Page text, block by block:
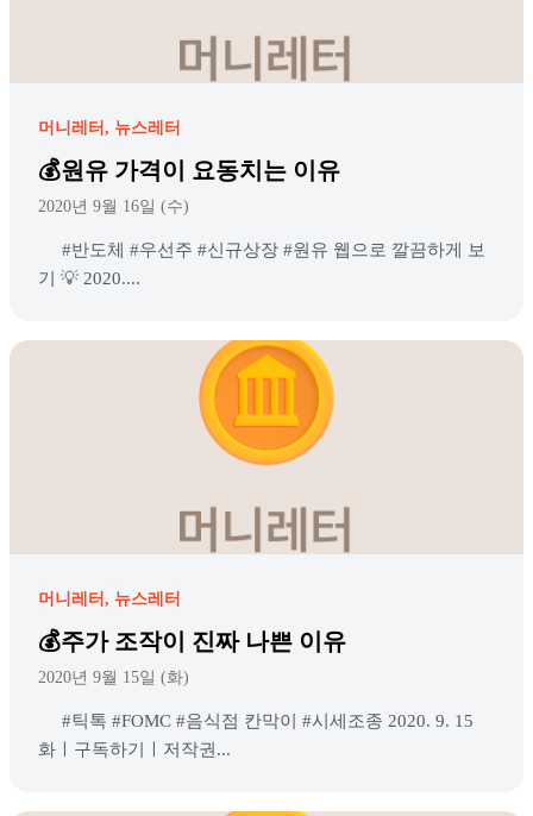
머니레터 뉴스레터
💰원유 가격이 요동치는 이유
2020년 9월 16일 (수)
#반도체 #우선주 #신규상장 #원유 웹으로 깔끔하게 보
기 💡 2020....
머니레터 뉴스레터
💰주가 조작이 진짜 나쁜 이유
2020년 9월 15일 (화)
#틱톡 #FOMC #음식점 칸막이 #시세조종 2020. 9. 15
화ㅣ구독하기ㅣ저작권...